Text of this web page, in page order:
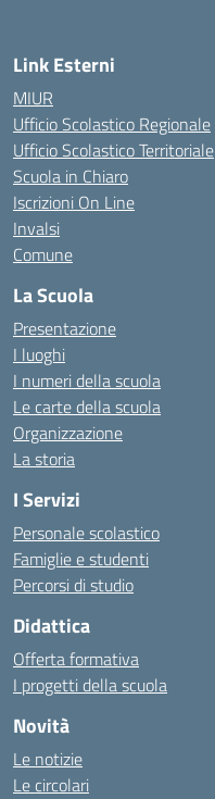
Link Esterni
MIUR
Ufficio Scolastico Regionale
Ufficio Scolastico Territoriale
Scuola in Chiaro
Iscrizioni On Line
Invalsi
Comune
La Scuola
Presentazione
I luoghi
I numeri della scuola
Le carte della scuola
Organizzazione
La storia
I Servizi
Personale scolastico
Famiglie e studenti
Percorsi di studio
Didattica
Offerta formativa
I progetti della scuola
Novità
Le notizie
Le circolari